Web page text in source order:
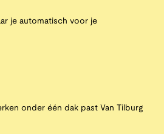
je automatisch voor je
onder één dak past Van Tilburg